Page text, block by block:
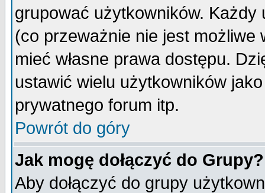
grupować użytkowników.
(co przeważnie nie jest
mieć własne prawa dostępu.
ustawić wielu użytkowników
prywatnego forum itp.
Powrót do góry
Jak mogę dołączyć do Grupy?
Aby dołączyć do grupy